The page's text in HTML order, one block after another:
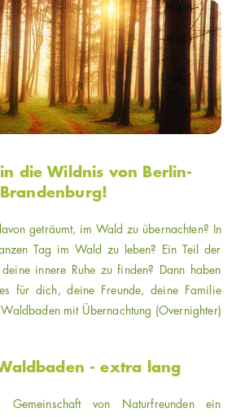
die Wildnis von Berlin-
Brandenburg!
geträumt, im Wald zu übernachten? In
Tag im Wald zu leben? Ein Teil der
innere Ruhe zu finden? Dann haben
für dich, deine Freunde, deine Familie
mit Übernachtung (Overnighter)
- extra lang
von Naturfreunden ein